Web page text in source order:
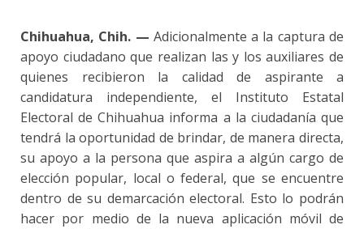
Chihuahua, Chih. — Adicionalmente a la captura de
apoyo ciudadano que realizan las y los auxiliares de
quienes recibieron la calidad de aspirante a
candidatura independiente, el Instituto Estatal
Electoral de Chihuahua informa a la ciudadanía que
tendrá la oportunidad de brindar, de manera directa,
su apoyo a la persona que aspira a algún cargo de
elección popular, local o federal, que se encuentre
dentro de su demarcación electoral. Esto lo podrán
hacer por medio de la nueva aplicación móvil de